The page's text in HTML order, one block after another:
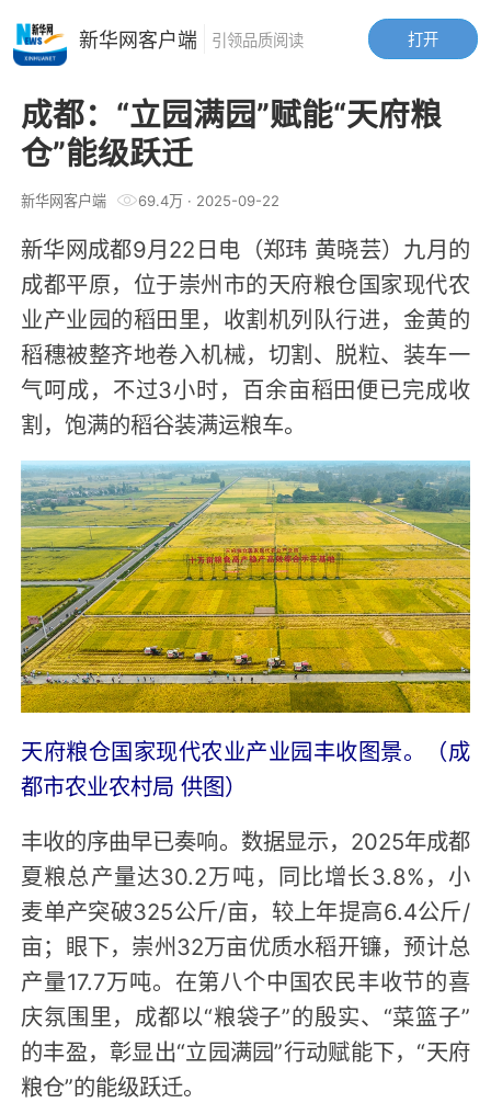
成都：“立园满园”赋能“天府粮
仓”能级跃迁
新华网客户端 69.4万· 2025-09-22
新华网成都9月22日电（郑玮 黄晓芸）九月的
成都平原，位于崇州市的天府粮仓国家现代农
业产业园的稻田里，收割机列队行进，金黄的
稻穗被整齐地卷入机械，切割、脱粒、装车一
气呵成，不过3小时，百余亩稻田便已完成收
割，饱满的稻谷装满运粮车。
天府粮仓国家现代农业产业园丰收图景。（成
都市农业农村局 供图）
丰收的序曲早已奏响。数据显示，2025年成都
夏粮总产量达30.2万吨，同比增长3.8%，小
麦单产突破325公斤/亩，较上年提高6.4公斤/
亩；眼下，崇州32万亩优质水稻开镰，预计总
产量17.7万吨。在第八个中国农民丰收节的喜
庆氛围里，成都以“粮袋子”的殷实、“菜篮子”
的丰盈，彰显出“立园满园”行动赋能下，“天府
粮仓”的能级跃迁。
打开
新华网客户端 引领品质阅读